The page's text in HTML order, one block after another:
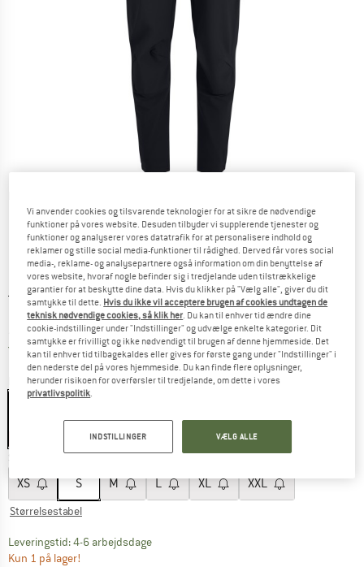
Original pris :
159,95€
Pris:
111,97€ inkl. moms.
KR837,04
Gratis forsendelse(DK)Danmark. Oplysninger om
Farve:Black / Grey
XS S M L XL XXL
Størrelsestabel
Leveringstid: 4-6 arbejdsdageLinket åbnes i en infoboks og indeholder
Kun 1 på lager!
Vi anvender cookies og tilsvarende teknologier for at sikre de nødvendige
funktioner på vores website. Desuden tilbyder vi supplerende tjenester og
funktioner og analyserer vores datatrafik for at personalisere indhold og
reklamer og stille social media-funktioner til rådighed. Derved får vores social
media-, reklame- og analysepartnere også information om din benyttelse af
vores website, hvoraf nogle befinder sig i tredjelande uden tilstrækkelige
garantier for at beskytte dine data. Hvis du klikker på "Vælg alle", giver du dit
samtykke til dette. Hvis du ikke vil acceptere brugen af cookies undtagen de
teknisk nødvendige cookies, så klik her. Du kan til enhver tid ændre dine
cookie-indstillinger under "Indstillinger" og udvælge enkelte kategorier. Dit
samtykke er frivilligt og ikke nødvendigt til brugen af denne hjemmeside. Det
kan til enhver tid tilbagekaldes eller gives for første gang under "Indstillinger" i
den nederste del på vores hjemmeside. Du kan finde flere oplysninger,
herunder risikoen for overførsler til tredjelande, om dette i vores
privatlivspolitik.
INDSTILLINGER VÆLG ALLE